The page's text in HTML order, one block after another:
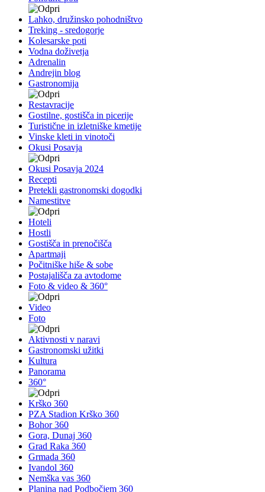
Lahko, družinsko pohodništvo
Treking - sredogorje
Kolesarske poti
Vodna doživetja
Adrenalin
Andrejin blog
Gastronomija
Restavracije
Gostilne, gostišča in picerije
Turistične in izletniške kmetije
Vinske kleti in vinotoči
Okusi Posavja
Okusi Posavja 2024
Recepti
Pretekli gastronomski dogodki
Namestitve
Hoteli
Hostli
Gostišča in prenočišča
Apartmaji
Počitniške hiše & sobe
Postajališča za avtodome
Foto & video & 360°
Video
Foto
Aktivnosti v naravi
Gastronomski užitki
Kultura
Panorama
360°
Krško 360
PZA Stadion Krško 360
Bohor 360
Gora, Dunaj 360
Grad Raka 360
Grmada 360
Ivandol 360
Nemška vas 360
Planina nad Podbočjem 360